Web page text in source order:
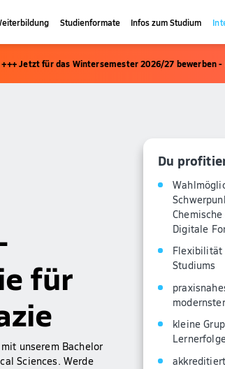
Studienformate Infos zum Studium
+++ Jetzt für das Wintersemester 2026/27 bewerben
für
unserem Bachelor
Sciences. Werde
Du
Digitale
Flexibilität
Studiums
kleine